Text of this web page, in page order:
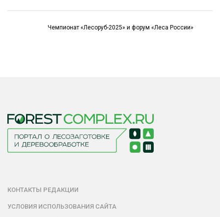
Чемпионат «Лесоруб-2025» и форум «Леса России»
КОНТАКТЫ РЕДАКЦИИ
УСЛОВИЯ ИСПОЛЬЗОВАНИЯ САЙТА